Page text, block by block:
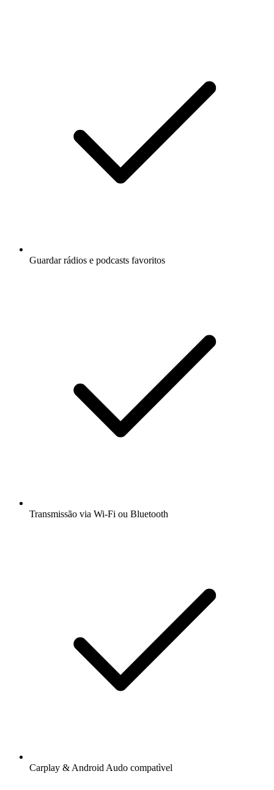
Guardar rádios e podcasts favoritos
Transmissão via Wi-Fi ou Bluetooth
Carplay & Android Audo compatìvel